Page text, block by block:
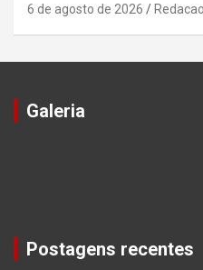
6 de agosto de 2026 Redacao
Galeria
Postagens recentes